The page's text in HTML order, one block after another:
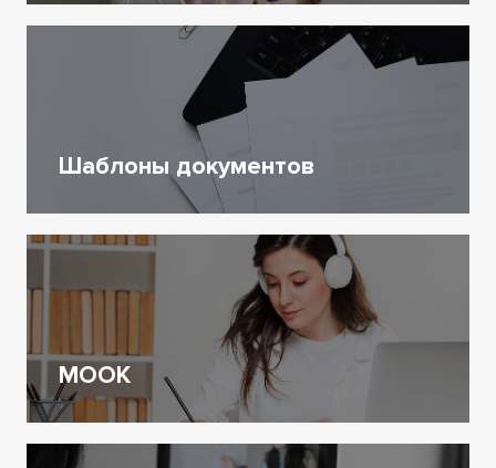
Преподавателям
Информация по онлайн-обучению
в ТГУ для преподавателей
Шаблоны документов
Методические рекомендации,
шаблоны, образцы заявлений,
приказы и прочая документация
в области электронного
обучения
Шаблоны документов
МООК